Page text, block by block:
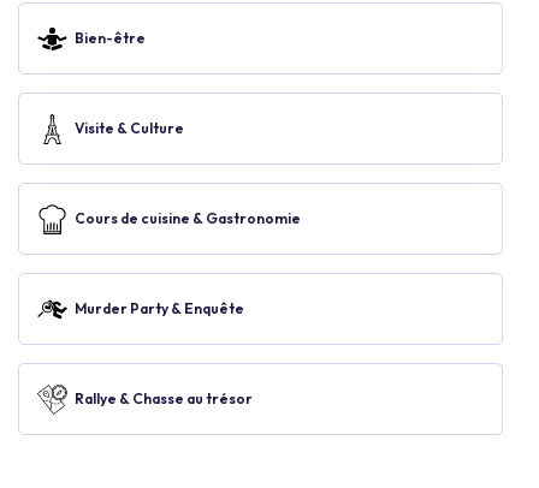
Bien-être
Visite & Culture
Cours de cuisine & Gastronomie
Murder Party & Enquête
Rallye & Chasse au trésor